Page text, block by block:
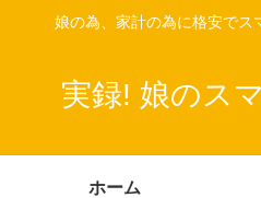
娘の為、家計の為に格安でス
実録! 娘のス
ホーム